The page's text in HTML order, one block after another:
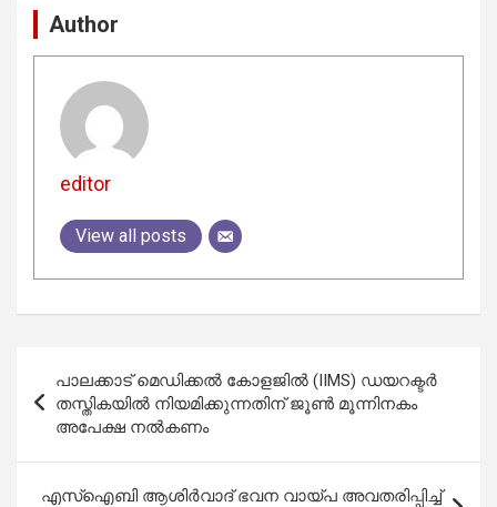
Author
editor
View all posts
navigation
പാലക്കാട് മെഡിക്കൽ കോളജിൽ (IIMS) ഡയറക്ടർ
തസ്തികയിൽ നിയമിക്കുന്നതിന് ജൂൺ മൂന്നിനകം
അപേക്ഷ നൽകണം
എസ്ഐബി ആശിർവാദ് ഭവന വായ്‌പ അവതരിപ്പിച്ച്